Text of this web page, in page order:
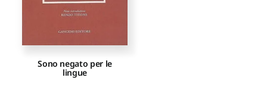
Newsletter
Sono negato per le
lingue